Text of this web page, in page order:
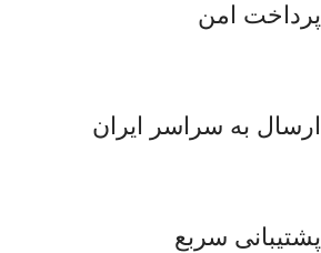
پرداخت امن
ارسال به سراسر ایران
پشتیبانی سربع